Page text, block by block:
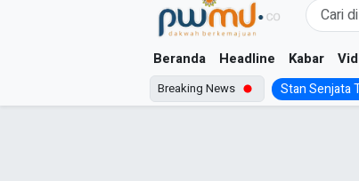
Beranda Headline Kabar
Breaking News Stan Senjata